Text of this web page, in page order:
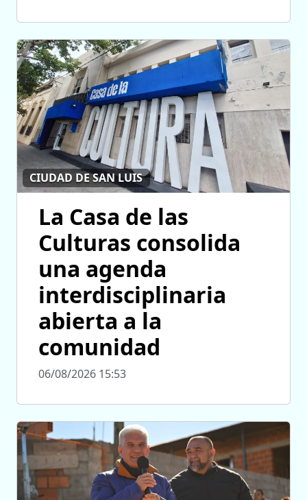
CIUDAD DE SAN LUIS
La Casa de las
Culturas consolida
una agenda
interdisciplinaria
abierta a la
comunidad
06/08/2026 15:53